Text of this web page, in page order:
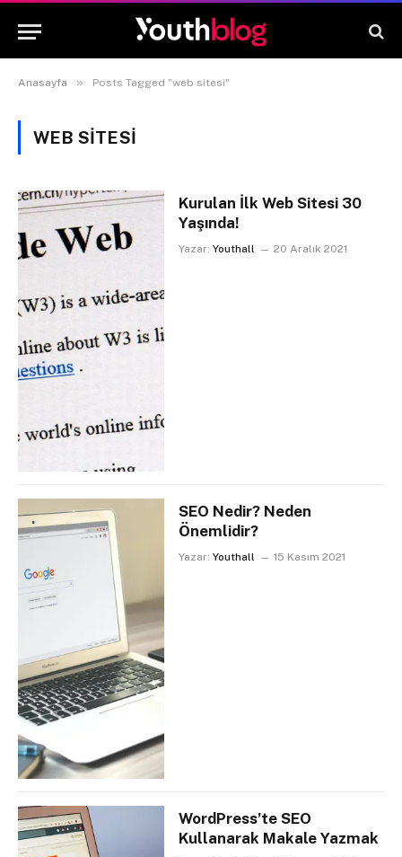
Anasayfa » Posts Tagged "web sitesi"
WEB SITESI
Kurulan İlk Web Sitesi 30
Yaşında!
Yazar: Youthall 20 Aralık 2021
SEO Nedir? Neden
Önemlidir?
Yazar: Youthall 15 Kasım 2021
WordPress’te SEO
Kullanarak Makale Yazmak